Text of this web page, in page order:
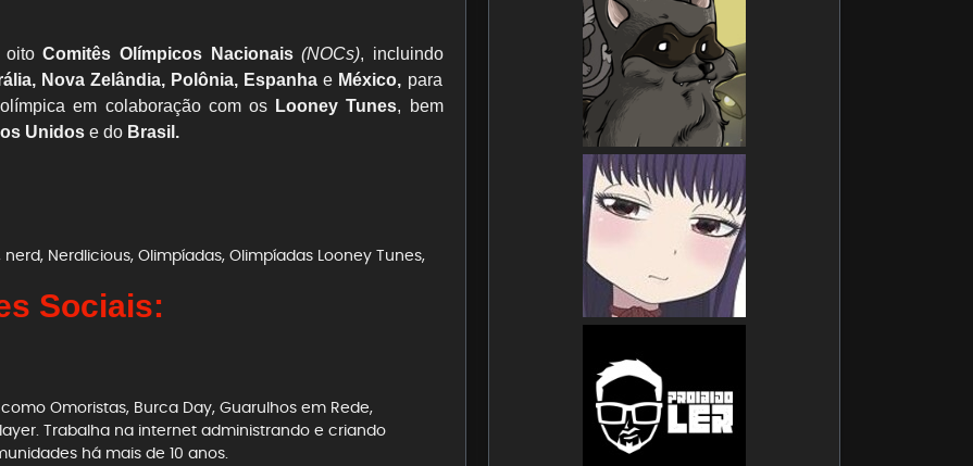
oitoComitês Olímpicos Nacionais (NOCs), incluindo
Nova Zelândia, Polônia, Espanha e México, para
em colaboração com os Looney Tunes, bem
Unidos e do Brasil.
nerd, Nerdlicious, Olimpíadas, Olimpíadas Looney Tunes,
Sociais:
Omoristas, Burca Day, Guarulhos em Rede,
Trabalha na internet administrando e criando
há mais de 10 anos.